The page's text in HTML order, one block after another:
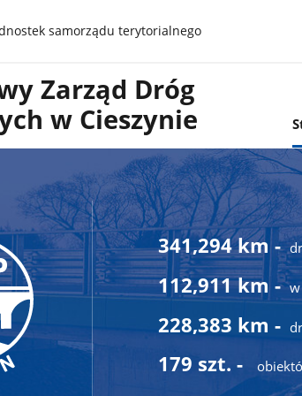
samorządu terytorialnego
Zarząd Dróg
w Cieszynie
341,294 km -
112,911 km -
228,383 km -
179 szt. -